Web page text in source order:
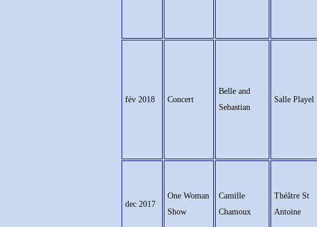
fév 2018 Concert
Belle and
Sebastian
Salle Playel
dec 2017
One Woman
Show
Camille
Chamoux
Théâtre St
Antoine